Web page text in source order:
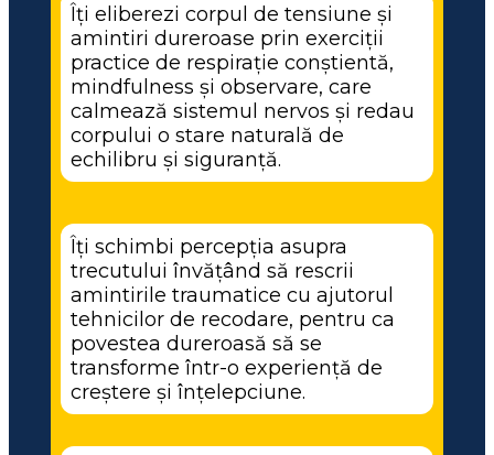
Îți eliberezi corpul de tensiune și
amintiri dureroase prin exerciții
practice de respirație conștientă,
mindfulness și observare, care
calmează sistemul nervos și redau
corpului o stare naturală de
echilibru și siguranță.
Îți schimbi percepția asupra
trecutului învățând să rescrii
amintirile traumatice cu ajutorul
tehnicilor de recodare, pentru ca
povestea dureroasă să se
transforme într-o experiență de
creștere și înțelepciune.